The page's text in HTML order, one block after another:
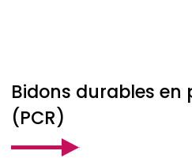
Bidons durables en
(PCR)